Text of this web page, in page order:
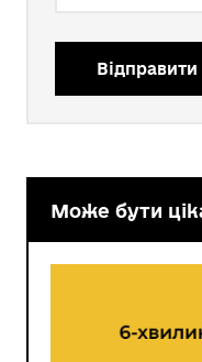
Відправити
Може бути